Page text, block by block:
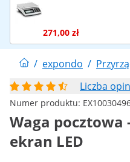
271,00 zł
/ expondo /
Liczba
Numer produktu:
Waga pocztowa
ekran LED